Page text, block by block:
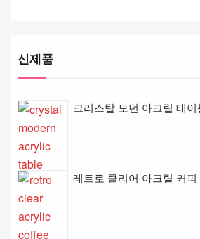
신제품
크리스탈 모던 아크릴 테이
레트로 클리어 아크릴 커피